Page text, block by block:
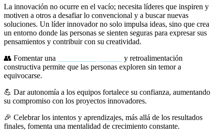
La innovación no ocurre en el vacío; necesita líderes que inspiren y
motiven a otros a desafiar lo convencional y a buscar nuevas
soluciones. Un líder innovador no solo impulsa ideas, sino que crea
un entorno donde las personas se sienten seguras para expresar sus
pensamientos y contribuir con su creatividad.
👥 Fomentar una
y retroalimentación
constructiva permite que las personas exploren sin temor a
equivocarse.
💪 Dar autonomía a los equipos fortalece su confianza, aumentando
su compromiso con los proyectos innovadores.
🎉 Celebrar los intentos y aprendizajes, más allá de los resultados
finales, fomenta una mentalidad de crecimiento constante.